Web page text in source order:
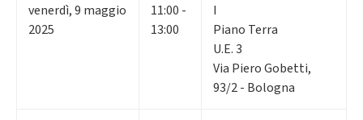
venerdì,9 maggio
2025
11:00 -
13:00
I
Piano Terra
U.E. 3
Via Piero Gobetti,
93/2 - Bologna